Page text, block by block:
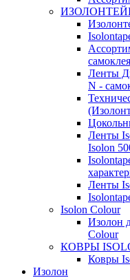
Ленты
N -
Ленты
Isolon
Ленты
Isolon Colour
Изолон
Colour
КОВРЫ
Ковры
Изолон